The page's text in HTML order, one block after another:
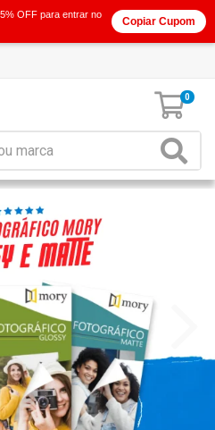
0
OFF para entrar no
Copiar Cupom